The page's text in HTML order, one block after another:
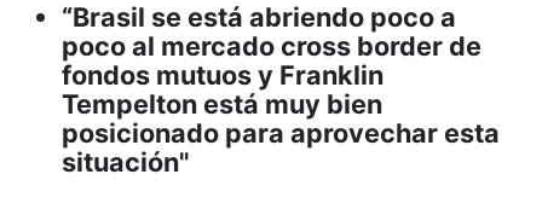
“Brasil se está abriendo poco a
poco al mercado cross border de
fondos mutuos y Franklin
Tempelton está muy bien
posicionado para aprovechar esta
situación"